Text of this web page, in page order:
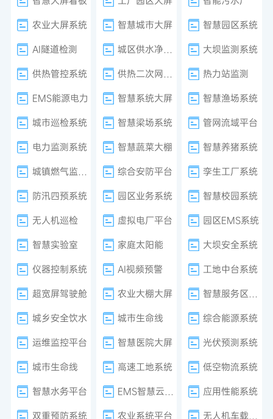
农业大屏系统
智慧城市大屏
智慧园区系统
AI隧道检测
城区供水净水厂
大坝监测系统
供热管控系统
供热二次网平衡
热力站监测
EMS能源电力
智慧系统大屏
智慧渔场系统
城市巡检系统
智慧梁场系统
管网流域平台
电力监测系统
智慧蔬菜大棚
智慧养猪系统
城镇燃气监测系统
综合安防平台
孪生工厂系统
防汛四预系统
园区业务系统
智慧校园系统
无人机巡检
虚拟电厂平台
园区EMS系统
智慧实验室
家庭太阳能
大坝安全系统
仪器控制系统
AI视频预警
工地中台系统
超宽屏驾驶舱
农业大棚大屏
智慧服务区系统
城乡安全饮水
城市生命线
综合能源系统
运维监控平台
智慧医院大屏
光伏预测系统
城市生命线
高速工地系统
低空物流系统
智慧水务平台
EMS智慧云平台
应用性能系统
双重预防系统
农业系统平台
无人机车载巡检